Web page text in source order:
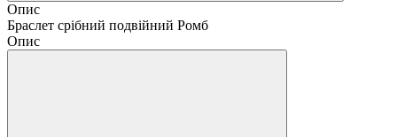
Опис
Браслет срібний подвійний Ромб
Опис